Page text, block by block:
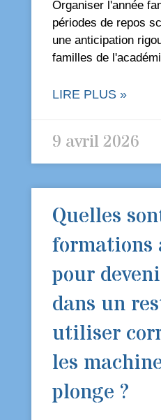
Organiser l'année
périodes de repos
une anticipation
familles de
LIRE PLUS »
9 avril 2026
Quelles
formations
pour
dans un
utiliser
les
plonge ?